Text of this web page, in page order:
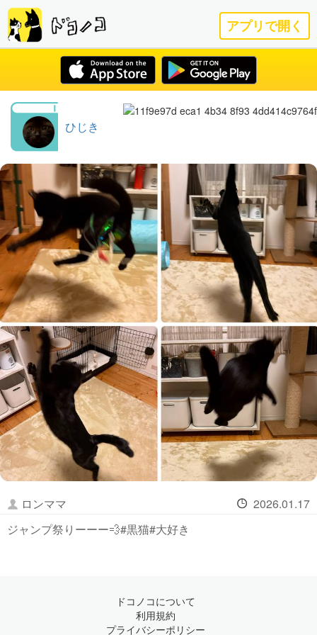
アプリで開く
ひじき
ロンママ
2026.01.17
ジャンプ祭りーーー💨#黒猫#大好き
ドコノコについて
利用規約
プライバシーポリシー